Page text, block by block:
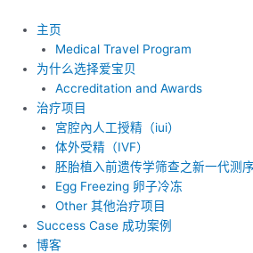
主页
Medical Travel Program
为什么选择爱宝贝
Accreditation and Awards
治疗项目
宮腔內人工授精（iui）
体外受精（IVF）
胚胎植入前遗传学筛查之新一代测
Egg Freezing 卵子冷冻
Other 其他治疗项目
Success Case 成功案例
博客